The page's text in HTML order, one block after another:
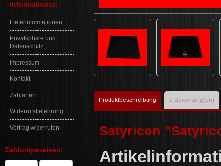
Informationen
Lieferinformationen
Privatsphäre und
Datenschutz
Impressum
Kontakt
Zahlarten
Widerrufsbelehrung
Vertrag widerrufen
Zahlungsweisen:
Produktbeschreibung 0 Bewertung(en)
Satyricon